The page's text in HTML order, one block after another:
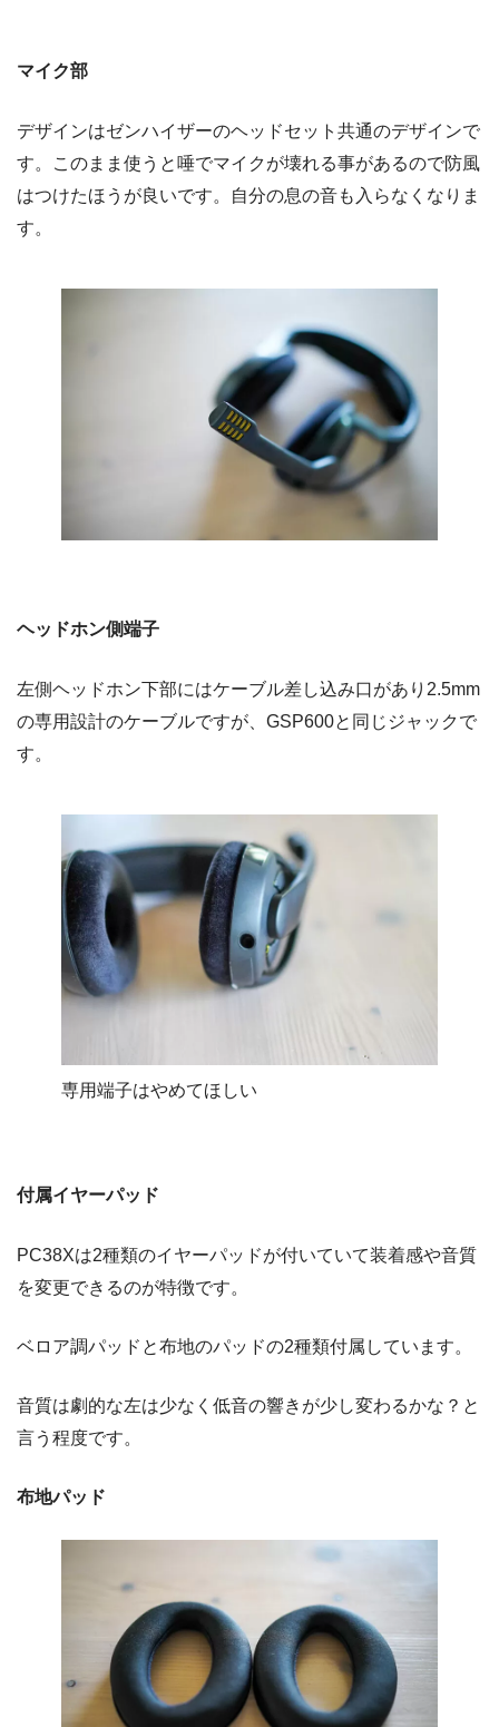
マイク部
デザインはゼンハイザーのヘッドセット共通のデザインで
す。このまま使うと唾でマイクが壊れる事があるので防風
はつけたほうが良いです。自分の息の音も入らなくなりま
す。
ヘッドホン側端子
左側ヘッドホン下部にはケーブル差し込み口があり2.5mm
の専用設計のケーブルですが、GSP600と同じジャックで
す。
専用端子はやめてほしい
付属イヤーパッド
PC38Xは2種類のイヤーパッドが付いていて装着感や音質
を変更できるのが特徴です。
ベロア調パッドと布地のパッドの2種類付属しています。
音質は劇的な左は少なく低音の響きが少し変わるかな？と
言う程度です。
布地パッド